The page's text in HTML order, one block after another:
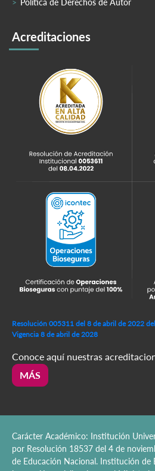
Acreditaciones
Resolución 005311 del 8 de abril de 2022
Vigencia 8 de abril de 2028
Conoce aquí nuestras
MÁS
Carácter Académico: Institución
por Resolución 18537 del 4 de
de Educación Nacional. Institución de